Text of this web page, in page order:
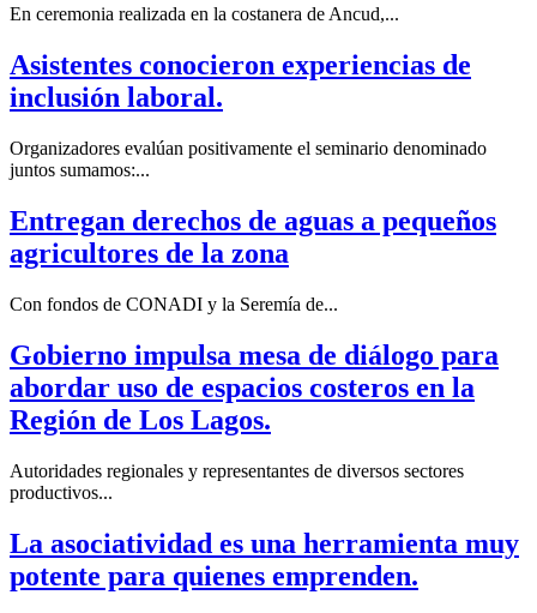
En ceremonia realizada en la costanera de Ancud,...
Asistentes conocieron experiencias de
inclusión laboral.
Organizadores evalúan positivamente el seminario denominado
juntos sumamos:...
Entregan derechos de aguas a pequeños
agricultores de la zona
Con fondos de CONADI y la Seremía de...
Gobierno impulsa mesa de diálogo para
abordar uso de espacios costeros en la
Región de Los Lagos.
Autoridades regionales y representantes de diversos sectores
productivos...
La asociatividad es una herramienta muy
potente para quienes emprenden.